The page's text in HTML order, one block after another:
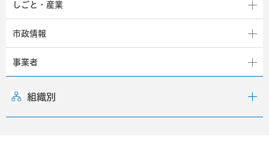
しごと・産業
市政情報
事業者
組織別